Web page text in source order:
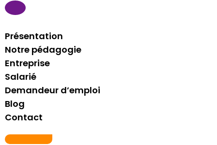
Présentation
Notre pédagogie
Entreprise
Salarié
Demandeur d’emploi
Blog
Contact
06 21 76 81 29